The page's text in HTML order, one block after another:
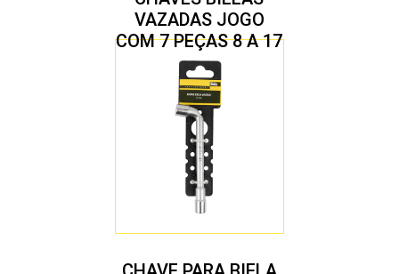
VAZADAS JOGO
COM 7 PEÇAS 8 A 17
MM